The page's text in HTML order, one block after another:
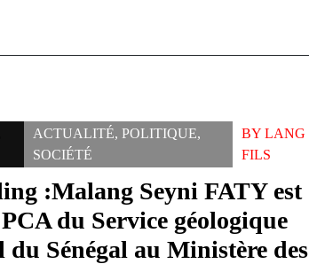
ACTUALITÉ, POLITIQUE,
SOCIÉTÉ
BY LANG
FILS
:Malang Seyni FATY est
du Service géologique
du Sénégal au Ministère des